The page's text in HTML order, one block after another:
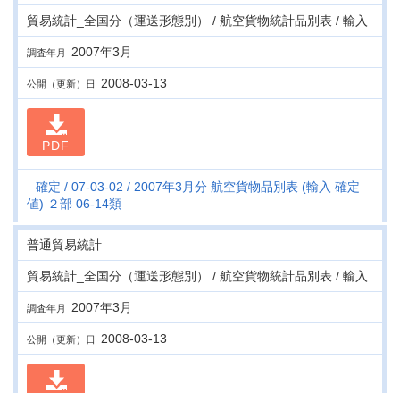
貿易統計_全国分（運送形態別） / 航空貨物統計品別表 / 輸入
調査年月 2007年3月
公開（更新）日 2008-03-13
PDF
確定 07-03-02
2007年3月分 航空貨物品別表 (輸入 確定
値) ２部 06-14類
普通貿易統計
貿易統計_全国分（運送形態別） / 航空貨物統計品別表 / 輸入
調査年月 2007年3月
公開（更新）日 2008-03-13